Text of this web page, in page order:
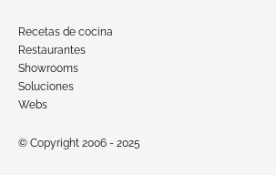
Recetas de cocina
Restaurantes
Showrooms
Soluciones
Webs
© Copyright 2006 - 2025